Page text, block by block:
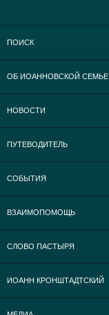
ПОИСК
ОБ ИОАННОВСКОЙ СЕМЬЕ
НОВОСТИ
ПУТЕВОДИТЕЛЬ
СОБЫТИЯ
ВЗАИМОПОМОЩЬ
СЛОВО ПАСТЫРЯ
ИОАНН КРОНШТАДТСКИЙ